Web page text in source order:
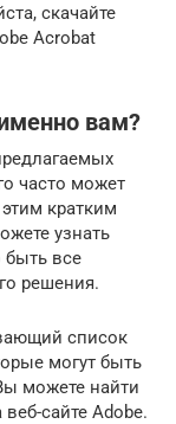
скачайте
Acrobat
вам?
часто может
кратким
узнать
все
решения.
список
могут быть
можете найти
сайте Adobe.